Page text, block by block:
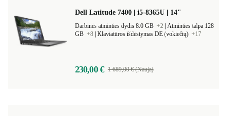
Dell Latitude 7400 | i5-8365U | 14"
Darbinės atminties dydis 8.0 GB +2 Atminties talpa 128
GB +8 Klaviatūros išdėstymas DE (vokiečių) +17
230,00 € 1 689,00 € (Nauja)